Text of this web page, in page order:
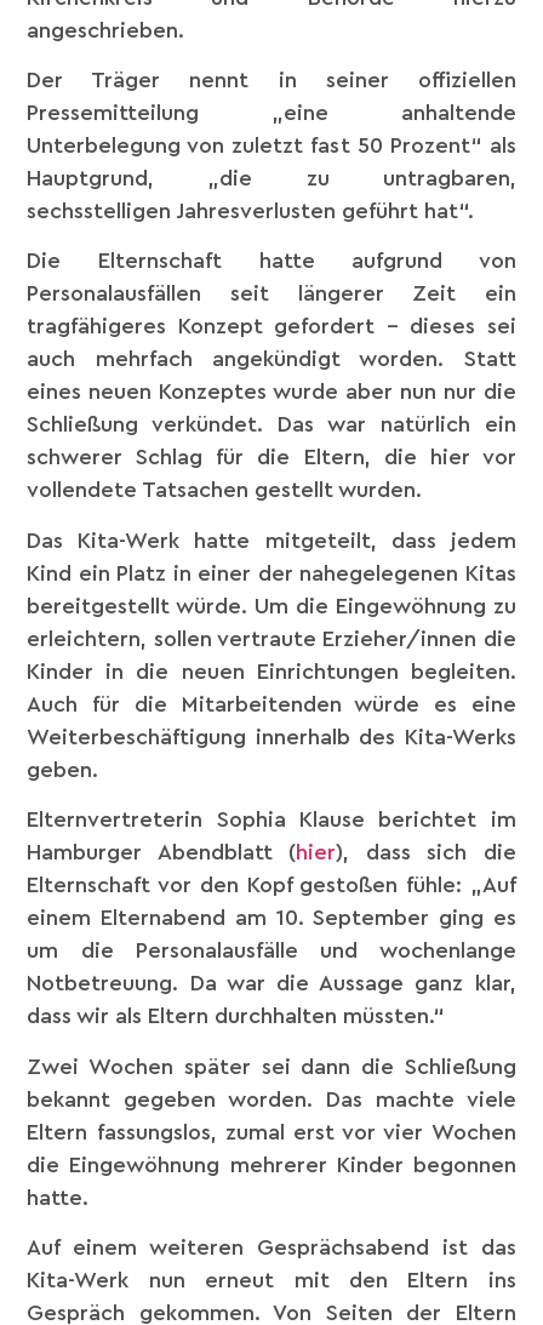
angeschrieben.
Der Träger nennt in seiner offiziellen
Pressemitteilung „eine anhaltende
Unterbelegung von zuletzt fast 50 Prozent“ als
Hauptgrund, „die zu untragbaren,
sechsstelligen Jahresverlusten geführt hat“.
Die Elternschaft hatte aufgrund von
Personalausfällen seit längerer Zeit ein
tragfähigeres Konzept gefordert – dieses sei
auch mehrfach angekündigt worden. Statt
eines neuen Konzeptes wurde aber nun nur die
Schließung verkündet. Das war natürlich ein
schwerer Schlag für die Eltern, die hier vor
vollendete Tatsachen gestellt wurden.
Das Kita-Werk hatte mitgeteilt, dass jedem
Kind ein Platz in einer der nahegelegenen Kitas
bereitgestellt würde. Um die Eingewöhnung zu
erleichtern, sollen vertraute Erzieher/innen die
Kinder in die neuen Einrichtungen begleiten.
Auch für die Mitarbeitenden würde es eine
Weiterbeschäftigung innerhalb des Kita-Werks
geben.
Elternvertreterin Sophia Klause berichtet im
Hamburger Abendblatt (hier), dass sich die
Elternschaft vor den Kopf gestoßen fühle: „Auf
einem Elternabend am 10. September ging es
um die Personalausfälle und wochenlange
Notbetreuung. Da war die Aussage ganz klar,
dass wir als Eltern durchhalten müssten.“
Zwei Wochen später sei dann die Schließung
bekannt gegeben worden. Das machte viele
Eltern fassungslos, zumal erst vor vier Wochen
die Eingewöhnung mehrerer Kinder begonnen
hatte.
Auf einem weiteren Gesprächsabend ist das
Kita-Werk nun erneut mit den Eltern ins
Gespräch gekommen. Von Seiten der Eltern